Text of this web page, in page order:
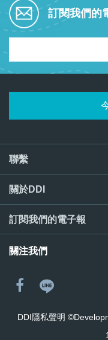
訂閱我們的
聯繫
關於DDI
DDI隱私聲明
訂閱我們的電子報
關注我們